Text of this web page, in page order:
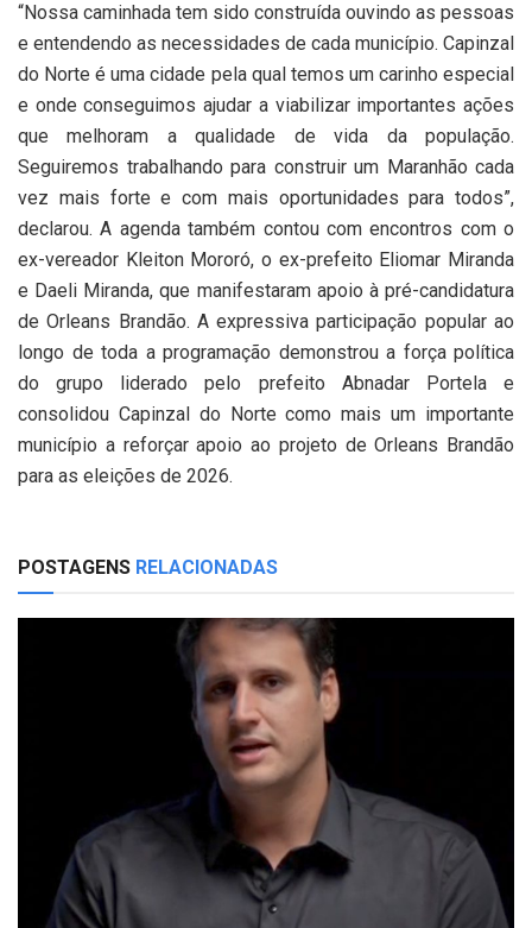
“Nossa caminhada tem sido construída ouvindo as pessoas
e entendendo as necessidades de cada município. Capinzal
do Norte é uma cidade pela qual temos um carinho especial
e onde conseguimos ajudar a viabilizar importantes ações
que melhoram a qualidade de vida da população.
Seguiremos trabalhando para construir um Maranhão cada
vez mais forte e com mais oportunidades para todos”,
declarou. A agenda também contou com encontros com o
ex-vereador Kleiton Mororó, o ex-prefeito Eliomar Miranda
e Daeli Miranda, que manifestaram apoio à pré-candidatura
de Orleans Brandão. A expressiva participação popular ao
longo de toda a programação demonstrou a força política
do grupo liderado pelo prefeito Abnadar Portela e
consolidou Capinzal do Norte como mais um importante
município a reforçar apoio ao projeto de Orleans Brandão
para as eleições de 2026.
POSTAGENS RELACIONADAS